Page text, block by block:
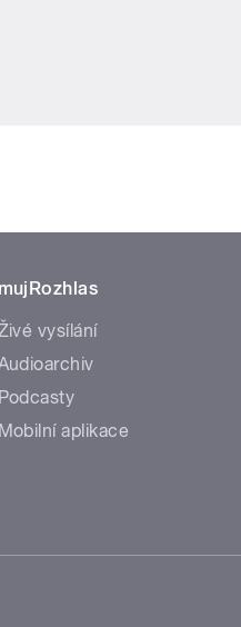
mujRozhlas
vysílání
Podcasty
Mobilní aplikace